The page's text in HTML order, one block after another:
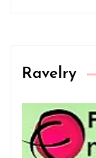
Ravelry